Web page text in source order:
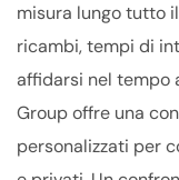
misura lungo tutto
ricambi, tempi di
affidarsi nel tempo
Group offre una
personalizzati per